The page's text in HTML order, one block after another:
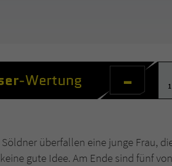
-Wertung -
1
Söldner überfallen eine junge Frau,
gute Idee. Am Ende sind fünf